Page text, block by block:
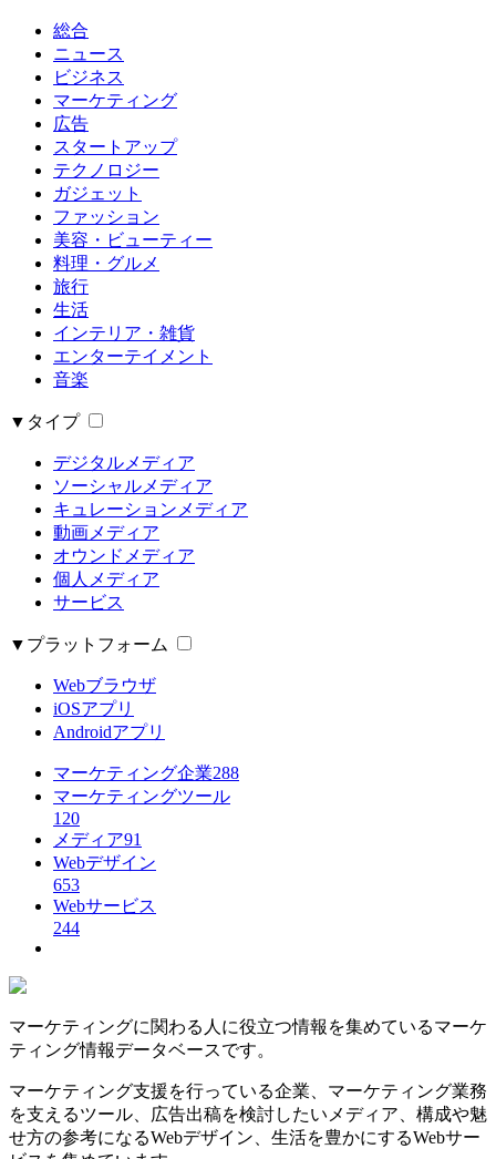
総合
ニュース
ビジネス
マーケティング
広告
スタートアップ
テクノロジー
ガジェット
ファッション
美容・ビューティー
料理・グルメ
旅行
生活
インテリア・雑貨
エンターテイメント
音楽
▼タイプ
デジタルメディア
ソーシャルメディア
キュレーションメディア
動画メディア
オウンドメディア
個人メディア
サービス
▼プラットフォーム
Webブラウザ
iOSアプリ
Androidアプリ
マーケティング企業288
マーケティングツール
120
メディア91
Webデザイン
653
Webサービス
244
マーケティングに関わる人に役立つ情報を集めているマーケ
ティング情報データベースです。
マーケティング支援を行っている企業、マーケティング業務
を支えるツール、広告出稿を検討したいメディア、構成や魅
せ方の参考になるWebデザイン、生活を豊かにするWebサー